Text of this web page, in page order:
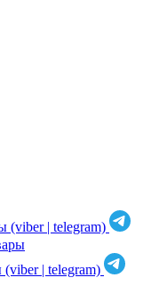
(viber | telegram)
| telegram)